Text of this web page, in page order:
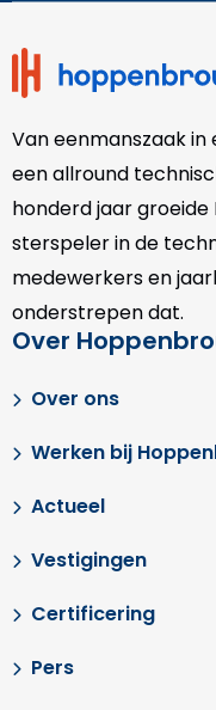
Van eenmanszaak
een allround
honderd jaar
sterspeler in de
medewerkers en
onderstrepen dat.
Over
Over ons
Werken bij
Actueel
Vestigingen
Certificering
Pers